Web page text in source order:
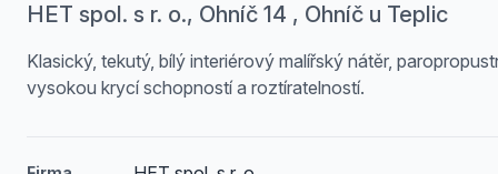
HET spol. s r. o., Ohníč 14 , Ohníč u Teplic
Klasický, tekutý, bílý interiérový malířský nátěr,
vysokou krycí schopností a roztíratelností.